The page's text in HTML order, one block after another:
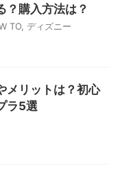
？購入方法は？
TO ディズニー
メリットは？初心
ラ5選